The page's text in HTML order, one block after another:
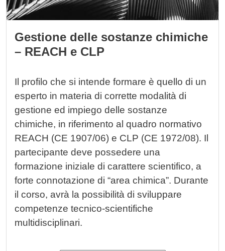
Gestione delle sostanze chimiche
– REACH e CLP
Il profilo che si intende formare è quello di un
esperto in materia di corrette modalità di
gestione ed impiego delle sostanze
chimiche, in riferimento al quadro normativo
REACH (CE 1907/06) e CLP (CE 1972/08). Il
partecipante deve possedere una
formazione iniziale di carattere scientifico, a
forte connotazione di “area chimica”. Durante
il corso, avrà la possibilità di sviluppare
competenze tecnico-scientifiche
multidisciplinari.